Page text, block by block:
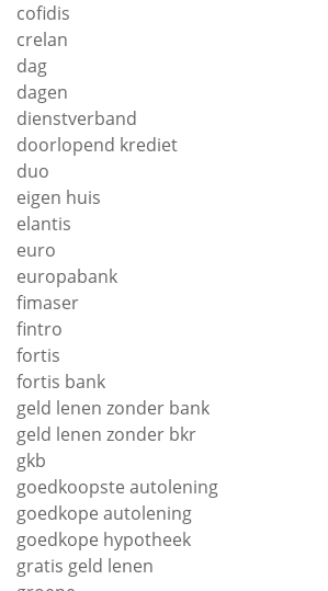
cofidis
crelan
dag
dagen
dienstverband
doorlopend krediet
duo
eigen huis
elantis
euro
europabank
fimaser
fintro
fortis
fortis bank
geld lenen zonder bank
geld lenen zonder bkr
gkb
goedkoopste autolening
goedkope autolening
goedkope hypotheek
gratis geld lenen